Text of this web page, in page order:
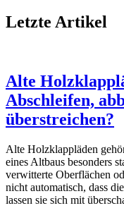
Letzte Artikel
Alte
Abschleifen,
überstreichen?
Alte Holzklappläden
eines Altbaus besonders
verwitterte Oberflächen
nicht automatisch, dass
lassen sie sich mit